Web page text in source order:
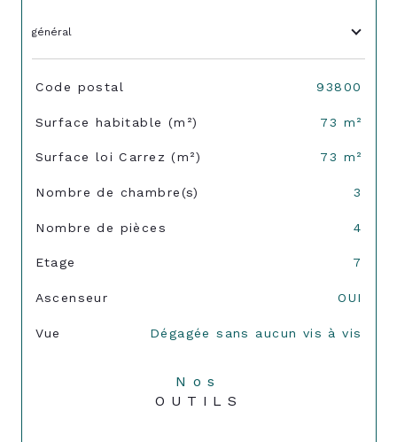
général
TRAD_SIROCCO_Caracteristique
Code postal 93800
Surface habitable (m²) 73 m²
Surface loi Carrez (m²) 73 m²
Nombre de chambre(s) 3
Nombre de pièces 4
Etage 7
Ascenseur OUI
Vue Dégagée sans aucun vis à vis
Nos
OUTILS